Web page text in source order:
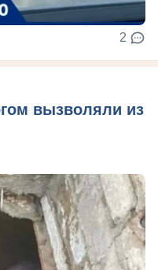
2
вызволяли из